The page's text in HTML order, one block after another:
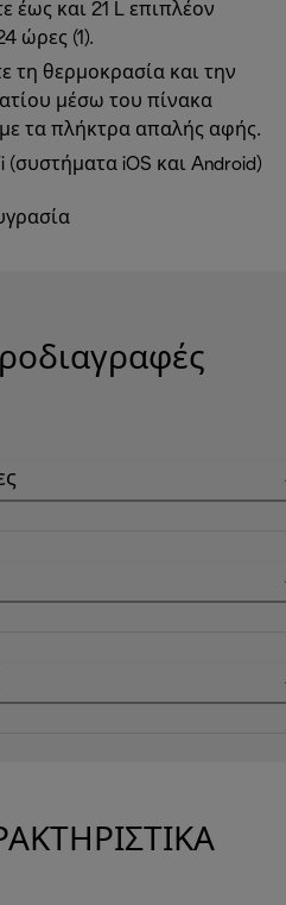
έως και 21 L επιπλέον
ώρες (1).
τη θερμοκρασία και την
μέσω του πίνακα
τα πλήκτρα απαλής αφής.
(συστήματα iOS και Android)